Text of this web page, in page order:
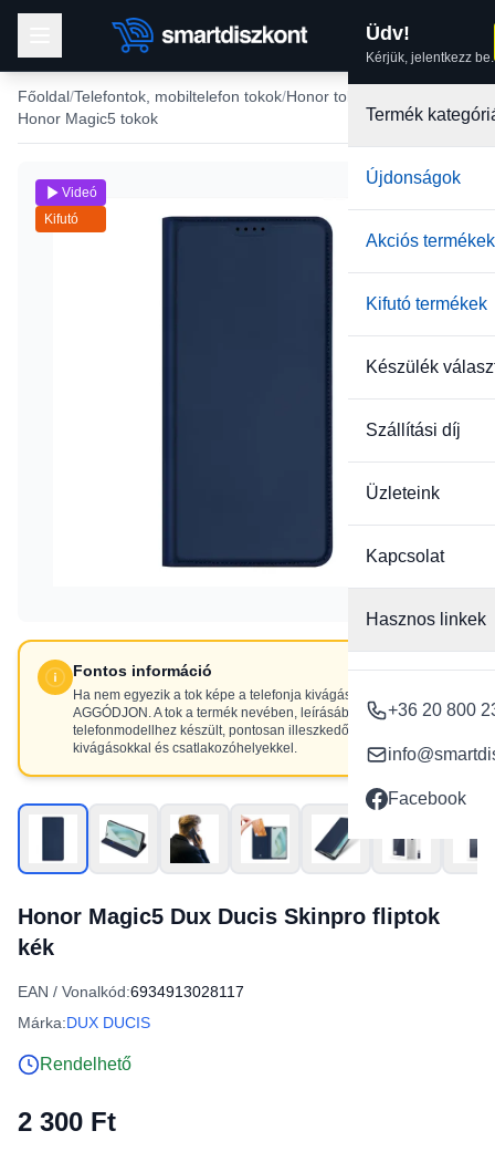
Üdv!
Kérjük, jelentkezz be.
Termék
Újdonságok
Akciós termékek
Kifutó termékek
Készülék
Szállítási díj
Üzleteink
Kapcsolat
Hasznos linkek
+36 20 800
Facebook
Főoldal Telefontok, mobiltelefon tokok Honor tokok
Honor Magic5 tokok
Fontos információ
Ha nem egyezik a tok képe a telefonja kivágásaival, NE
AGGÓDJON. A tok a termék nevében, leírásában szereplő
telefonmodellhez készült, pontosan illeszkedő
kivágásokkal és csatlakozóhelyekkel.
Videó
Kifutó
Honor Magic5 Dux Ducis Skinpro fliptok
kék
EAN / Vonalkód:6934913028117
Márka:DUX DUCIS
Rendelhető
2 300 Ft